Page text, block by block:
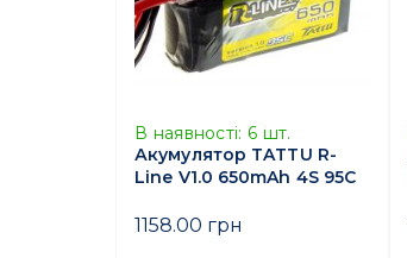
В наявності: 6 шт.
Акумулятор TATTU R-
Line V1.0 650mAh 4S 95C
1158.00 грн